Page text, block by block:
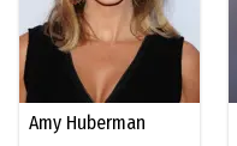
Amy Huberman